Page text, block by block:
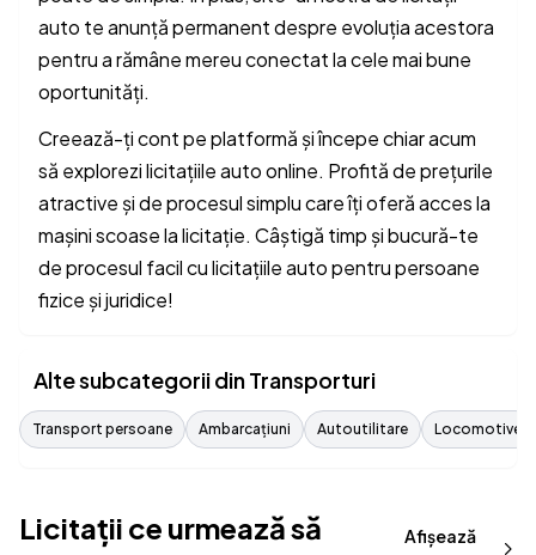
auto te anunță permanent despre evoluția acestora
pentru a rămâne mereu conectat la cele mai bune
oportunități.
Creează-ți cont pe platformă și începe chiar acum
să explorezi licitațiile auto online. Profită de prețurile
atractive și de procesul simplu care îți oferă acces la
mașini scoase la licitație. Câștigă timp și bucură-te
de procesul facil cu licitațiile auto pentru persoane
fizice și juridice!
Alte subcategorii din Transporturi
Transport persoane Ambarcațiuni Autoutilitare Locomotive
Licitații ce urmează să
Afișează